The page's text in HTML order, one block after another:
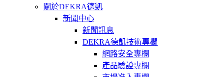
關於DEKRA德凱
新聞中心
新聞訊息
DEKRA德凱技術專欄
網路安全專欄
產品驗證專欄